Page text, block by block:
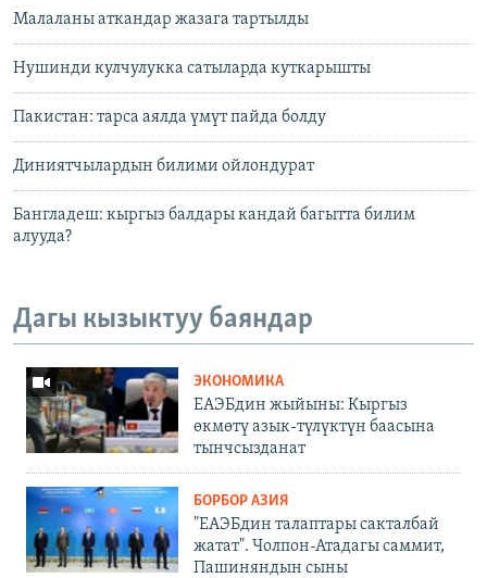
Малаланы аткандар жазага тартылды
Нушинди кулчулукка сатыларда куткарышты
Пакистан: тарса аялда үмүт пайда болду
Диниятчылардын билими ойлондурат
Бангладеш: кыргыз балдары кандай багытта билим
алууда?
Дагы кызыктуу баяндар
ЭКОНОМИКА
ЕАЭБдин жыйыны: Кыргыз
өкмөтү азык-түлүктүн баасына
тынчсызданат
БОРБОР АЗИЯ
"ЕАЭБдин талаптары сакталбай
жатат". Чолпон-Атадагы саммит,
Пашиняндын сыны